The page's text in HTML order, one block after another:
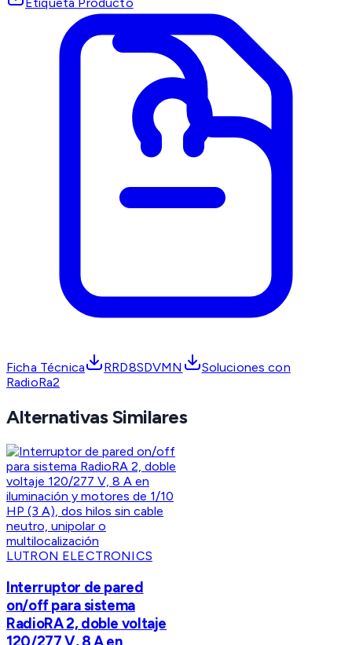
Ficha Técnica RRD8SDVMN
Soluciones con
RadioRa2
Alternativas Similares
LUTRON ELECTRONICS
Interruptor de pared
on/off para sistema
RadioRA 2, doble voltaje
120/277 V, 8 A en